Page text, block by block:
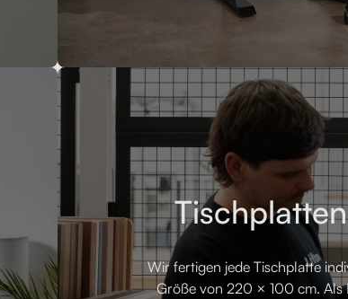
Wir fertigen jede Tischplatte
Größe von 220 × 100 cm. Als